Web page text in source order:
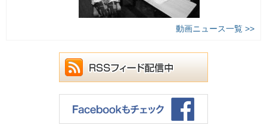
動画ニュース一覧 >>